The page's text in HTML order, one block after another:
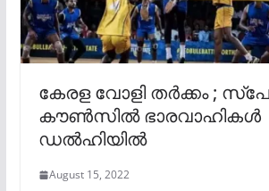
കേരള വോളി തർക്കം ;
കൗൺസിൽ ഭാരവാഹികൾ
ഡൽഹിയിൽ
August 15, 2022